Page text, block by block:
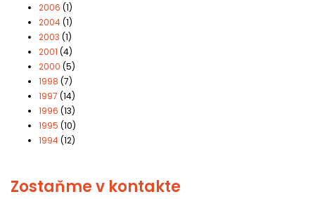
2006 (1)
2004(1)
2003 (1)
2001 (4)
2000 (5)
1998 (7)
1997 (14)
1996 (13)
1995 (10)
1994(12)
Zostaňme v kontakte